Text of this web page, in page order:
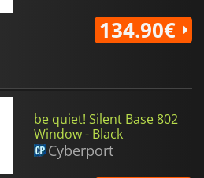
134.90€
be quiet! Silent Base 802
Window - Black
Cyberport